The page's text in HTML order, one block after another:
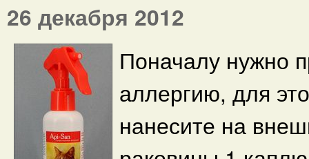
26 декабря 2012
Поначалу нужно
аллергию, для
нанесите на